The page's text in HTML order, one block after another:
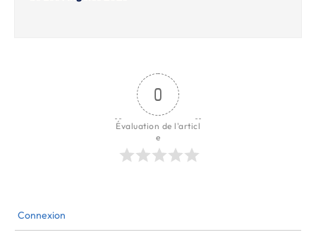
0
Évaluation de l'articl
e
Connexion